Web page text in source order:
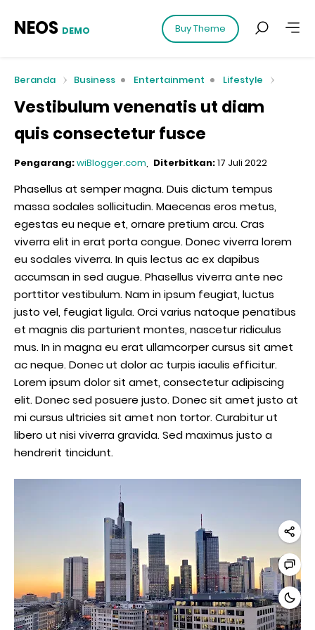
NEOS DEMO Buy Theme
Beranda Business Entertainment Lifestyle
Vestibulum venenatis ut diam
quis consectetur fusce
Pengarang:wiBlogger.com Diterbitkan:17 Juli 2022
Phasellus at semper magna. Duis dictum tempus
massa sodales sollicitudin. Maecenas eros metus,
egestas eu neque et, ornare pretium arcu. Cras
viverra elit in erat porta congue. Donec viverra lorem
eu sodales viverra. In quis lectus ac ex dapibus
accumsan in sed augue. Phasellus viverra ante nec
porttitor vestibulum. Nam in ipsum feugiat, luctus
justo vel, feugiat ligula. Orci varius natoque penatibus
et magnis dis parturient montes, nascetur ridiculus
mus. In in magna eu erat ullamcorper cursus sit amet
ac neque. Donec ut dolor ac turpis iaculis efficitur.
Lorem ipsum dolor sit amet, consectetur adipiscing
elit. Donec sed posuere justo. Donec sit amet justo at
mi cursus ultricies sit amet non tortor. Curabitur ut
libero ut nisi viverra gravida. Sed maximus justo a
hendrerit tincidunt.